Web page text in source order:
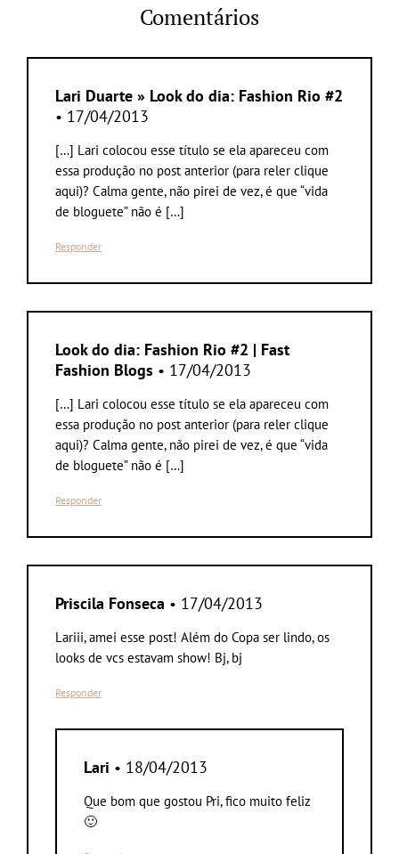
Comentários
Lari Duarte » Look do dia: Fashion Rio #2
• 17/04/2013
[…] Lari colocou esse título se ela apareceu com
essa produção no post anterior (para reler clique
aqui)? Calma gente, não pirei de vez, é que “vida
de bloguete” não é […]
Responder
Look do dia: Fashion Rio #2 | Fast
Fashion Blogs • 17/04/2013
[…] Lari colocou esse título se ela apareceu com
essa produção no post anterior (para reler clique
aqui)? Calma gente, não pirei de vez, é que “vida
de bloguete” não é […]
Responder
Priscila Fonseca • 17/04/2013
Lariii, amei esse post! Além do Copa ser lindo, os
looks de vcs estavam show! Bj, bj
Responder
Lari • 18/04/2013
Que bom que gostou Pri, fico muito feliz
🙂